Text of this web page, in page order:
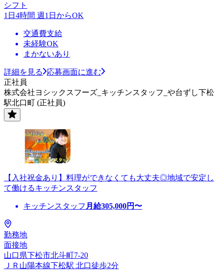
シフト
1日4時間 週1日からOK
交通費支給
未経験OK
まかないあり
詳細を見る
応募画面に進む
正社員
株式会社ヨシックスフーズ_キッチンスタッフ_や台ずし下松
駅北口町 (正社員)
【入社祝金あり】料理ができなくても大丈夫◎地域で安定し
て働けるキッチンスタッフ
キッチンスタッフ 月給305,000円〜
勤務地
面接地
山口県下松市北斗町7-20
ＪＲ山陽本線下松駅 北口徒歩2分